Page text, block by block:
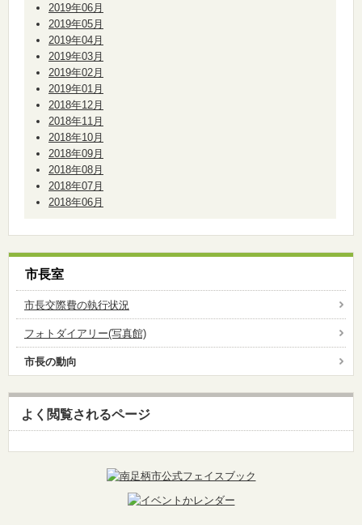
2019年06月
2019年05月
2019年04月
2019年03月
2019年02月
2019年01月
2018年12月
2018年11月
2018年10月
2018年09月
2018年08月
2018年07月
2018年06月
市長室
市長交際費の執行状況
フォトダイアリー(写真館)
市長の動向
よく閲覧されるページ